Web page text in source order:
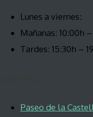
Lunes a viernes:
Mañanas: 10:00h
Tardes: 15:30h –
Paseo de la